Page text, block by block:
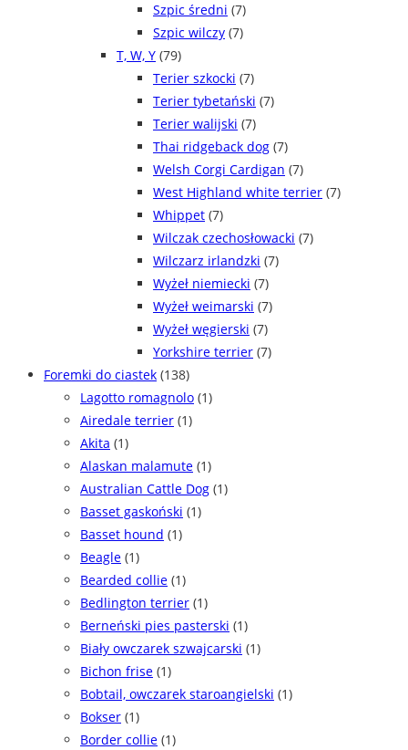
Szpic średni (7)
Szpic wilczy (7)
T, W, Y (79)
Terier szkocki (7)
Terier tybetański (7)
Terier walijski (7)
Thai ridgeback dog (7)
Welsh Corgi Cardigan (7)
West Highland white terrier (7)
Whippet (7)
Wilczak czechosłowacki (7)
Wilczarz irlandzki (7)
Wyżeł niemiecki (7)
Wyżeł weimarski (7)
Wyżeł węgierski (7)
Yorkshire terrier (7)
Foremki do ciastek (138)
Lagotto romagnolo (1)
Airedale terrier (1)
Akita (1)
Alaskan malamute (1)
Australian Cattle Dog (1)
Basset gaskoński (1)
Basset hound (1)
Beagle (1)
Bearded collie (1)
Bedlington terrier (1)
Berneński pies pasterski (1)
Biały owczarek szwajcarski (1)
Bichon frise (1)
Bobtail, owczarek staroangielski (1)
Bokser (1)
Border collie (1)